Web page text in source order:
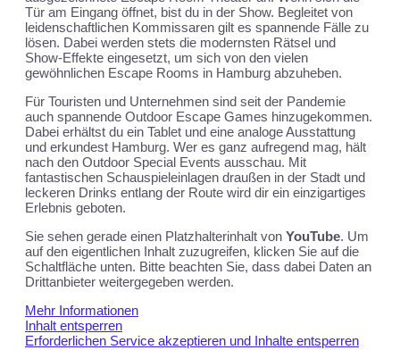
Tür am Eingang öffnet, bist du in der Show. Begleitet von
leidenschaftlichen Kommissaren gilt es spannende Fälle zu
lösen. Dabei werden stets die modernsten Rätsel und
Show-Effekte eingesetzt, um sich von den vielen
gewöhnlichen Escape Rooms in Hamburg abzuheben.
Für Touristen und Unternehmen sind seit der Pandemie
auch spannende Outdoor Escape Games hinzugekommen.
Dabei erhältst du ein Tablet und eine analoge Ausstattung
und erkundest Hamburg. Wer es ganz aufregend mag, hält
nach den Outdoor Special Events ausschau. Mit
fantastischen Schauspieleinlagen draußen in der Stadt und
leckeren Drinks entlang der Route wird dir ein einzigartiges
Erlebnis geboten.
Sie sehen gerade einen Platzhalterinhalt von YouTube. Um
auf den eigentlichen Inhalt zuzugreifen, klicken Sie auf die
Schaltfläche unten. Bitte beachten Sie, dass dabei Daten an
Drittanbieter weitergegeben werden.
Mehr Informationen
Inhalt entsperren
Erforderlichen Service akzeptieren und Inhalte entsperren